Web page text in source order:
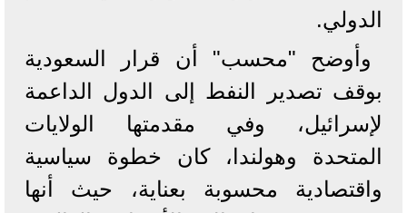
الدولي.
وأوضح "محسب" أن قرار السعودية
بوقف تصدير النفط إلى الدول الداعمة
لإسرائيل، وفي مقدمتها الولايات
المتحدة وهولندا، كان خطوة سياسية
واقتصادية محسوبة بعناية، حيث أنها